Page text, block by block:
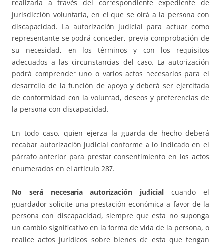
realizarla a través del correspondiente expediente de
jurisdicción voluntaria, en el que se oirá a la persona con
discapacidad. La autorización judicial para actuar como
representante se podrá conceder, previa comprobación de
su necesidad, en los términos y con los requisitos
adecuados a las circunstancias del caso. La autorización
podrá comprender uno o varios actos necesarios para el
desarrollo de la función de apoyo y deberá ser ejercitada
de conformidad con la voluntad, deseos y preferencias de
la persona con discapacidad.
En todo caso, quien ejerza la guarda de hecho deberá
recabar autorización judicial conforme a lo indicado en el
párrafo anterior para prestar consentimiento en los actos
enumerados en el artículo 287.
No será necesaria autorización judicialcuando el
guardador solicite una prestación económica a favor de la
persona con discapacidad, siempre que esta no suponga
un cambio significativo en la forma de vida de la persona, o
realice actos jurídicos sobre bienes de esta que tengan